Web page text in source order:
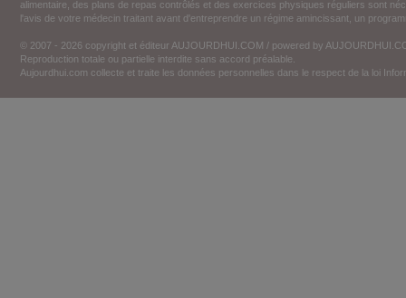
alimentaire, des plans de repas contrôlés et des exercices physiques réguliers sont
l'avis de votre médecin traitant avant d'entreprendre un régime amincissant, un
© 2007 - 2026 copyright et éditeur AUJOURDHUI.COM / powered by
Reproduction totale ou partielle interdite sans accord préalable.
Aujourdhui.com collecte et traite les données personnelles dans le respect de la loi